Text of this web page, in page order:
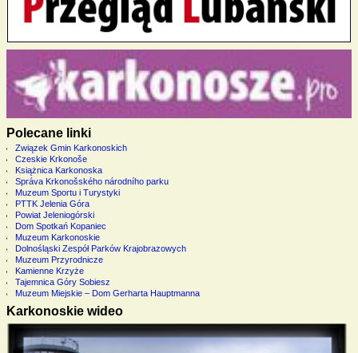
Polecane linki
Związek Gmin Karkonoskich
Czeskie Krkonoše
Książnica Karkonoska
Správa Krkonošského národního parku
Muzeum Sportu i Turystyki
PTTK Jelenia Góra
Powiat Jeleniogórski
Dom Spotkań Kopaniec
Muzeum Karkonoskie
Dolnośląski Zespół Parków Krajobrazowych
Muzeum Przyrodnicze
Kamienne Krzyże
Tajemnica Góry Sobiesz
Muzeum Miejskie – Dom Gerharta Hauptmanna
Karkonoskie wideo